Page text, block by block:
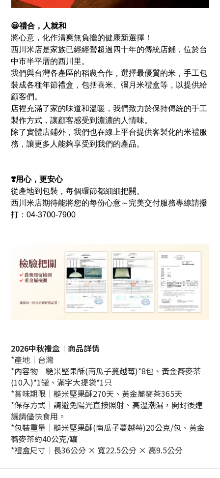
😀禮合，⼈就和
將心意，化作清爽無負擔的健康新選擇！
西川米店是家族已經經營超過四十年的傳統店鋪，位於台
中市半平厝的西川里。
我們與台灣各產區的稻農合作，選擇最優質的米，手工包
裝成各種年節禮盒，包括喜米、彌月米禮盒等，以提供給
顧客們。
店裡充滿了家的味道和溫暖，我們致力於保持傳統的手工
製作方式，讓顧客感受到濃濃的人情味。
除了實體店鋪外，我們也在線上平台提供客製化的米禮服
務，讓更多人能夠享受到我們的產品。
❣️⽤⼼，更安⼼
從產地到包裝，每個環節都細細把關。
⻄川米店期待能將您的每份⼼意～完美交付服務專線請撥
打：04-3700-7900
2026中秋禮盒｜商品詳情
*產地｜台灣
*內容物｜糙米堅果酥(南瓜子蔓越莓)*8包、黃金蕎麥茶
(10入)*1罐、滿字大提袋*1只
*賞味期限｜糙米堅果酥270天、 黃金蕎麥茶365天
*保存方式｜請避免陽光直接照射、高溫潮濕，開封後建
議請儘快食用。
*包裝重量｜糙米堅果酥(南瓜子蔓越莓)20公克/包、黃金
蕎麥茶約40公克/罐
*禮盒尺寸｜長36公分 × 寬22.5公分 × 高9.5公分